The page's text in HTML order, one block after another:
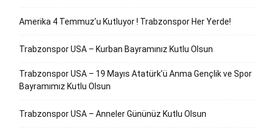
Amerika 4 Temmuz’u Kutluyor ! Trabzonspor Her Yerde!
Trabzonspor USA – Kurban Bayramınız Kutlu Olsun
Trabzonspor USA – 19 Mayıs Atatürk’ü Anma Gençlik ve Spor
Bayramımız Kutlu Olsun
Trabzonspor USA – Anneler Gününüz Kutlu Olsun